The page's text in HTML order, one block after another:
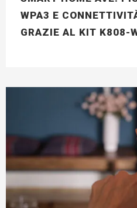
WPA3 E
GRAZIE AL KIT K808-